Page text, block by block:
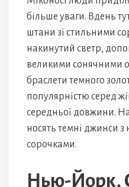
більше уваги. Вдень
штани зі стильними
накинутий светр,
великими сонячними
браслети темного
популярністю серед
середньої довжини.
носять темні джинси
сорочками.
Нью-